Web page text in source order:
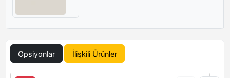
Opsiyonlar İlişkili Ürünler